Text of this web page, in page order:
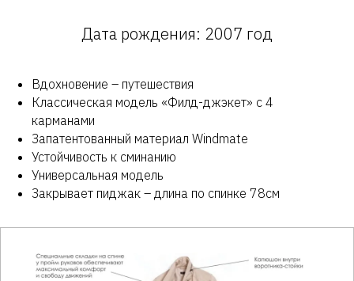
Дата рождения: 2007 год
Вдохновение – путешествия
Классическая модель «Филд-джэкет» с 4
карманами
Запатентованный материал Windmate
Устойчивость к сминанию
Универсальная модель
Закрывает пиджак – длина по спинке 78см